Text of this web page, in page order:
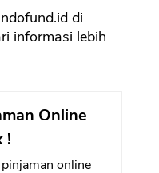
di
informasi lebih
Online
!
online